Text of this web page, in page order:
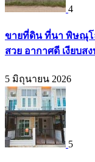
4
ขายที่ดิน ที่นา พิษณุโ
สวย อากาศดี เงียบสง
5 มิถุนายน 2026
5